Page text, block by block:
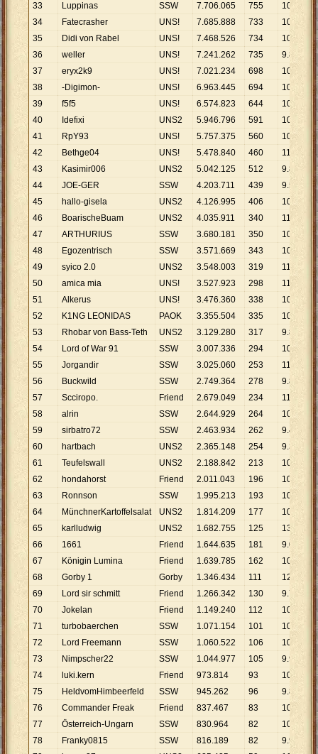
33
Luppinas SSW 7.706.065 755 10
207
34
Fatecrasher UNS! 7.685.888 733 10
35
Didi von Rabel UNS! 7.468.526 734 10 .175
36
weller UNS! 7.241.262 735 9.852
37
eryx2k9 UNS! 7.021.234 698 10
38
-Digimon- UNS! 6.963.445 694 10
034
39
f5f5 UNS! 6.574.823 644 10 209
40
Idefixi UNS2 5.946.796 591 10
062
41
RpY93 UNS! 5.757.375 560 10 .281
42
Bethge04 UNS! 5.478.840 460 11
43
Kasimir006 UNS2 5.042.125 512 9.848
44
JOE-GER SSW 4.203.711 439 9.576
45
hallo-gisela UNS2 4.126.995 406 10 .165
46
BoarischeBuam UNS2 4.035.911 340 11
870
47
ARTHURIUS SSW 3.680.181 350 10
48
Egozentrisch SSW 3.571.669 343 10 .413
49
syico 2.0 UNS2 3.548.003 319 11
122
50
amica mia UNS! 3.527.923 298 11 .
51
Alkerus UNS! 3.476.360 338 10
285
52
K1NG LEONIDAS PAOK 3.355.504 335 10 016
53
Rhobar von Bass-Teth UNS2 3.129.280 317 9.872
54
Lord of War 91 SSW 3.007.336 294 10 .229
55
Jorgandir SSW 3.025.060 253 11
957
56
Buckwild SSW 2.749.364 278 9.890
57
Scciropo. Friend 2.679.049 234 11 449
58
alrin SSW 2.644.929 264 10 019
59
sirbatro72 SSW 2.463.934 262 9.404
60
hartbach UNS2 2.365.148 254 9.312
61
Teufelswall UNS2 2.188.842 213 10 .276
62
hondahorst Friend 2.011.043 196 10
260
63
Ronnson SSW 1.995.213 193 10 .
64
MünchnerKartoffelsalat UNS2 1.814.209 177 10
250
65
karlludwig UNS2 1.682.755 125 13 462
66
1661 Friend 1.644.635 181 9.086
67
Königin Lumina Friend 1.639.785 162 10 .122
68
Gorby 1 Gorby 1.346.434 111 12
130
69
Lord sir schmitt Friend 1.266.342 130 9.741
70
Jokelan Friend 1.149.240 112 10 .261
71
turbobaerchen SSW 1.071.154 101 10
605
72
Lord Freemann SSW 1.060.522 106 10
73
Nimpscher22 SSW 1.044.977 105 9.952
74
luki.kern Friend 973.814 93 10.471
75
HeldvomHimbeerfeld SSW 945.262 96 9.846
76
Commander Freak Friend 837.467 83 10 .
77
Österreich-Ungarn SSW 830.964 82 10
134
78
Franky0815 SSW 816.189 82 9.954